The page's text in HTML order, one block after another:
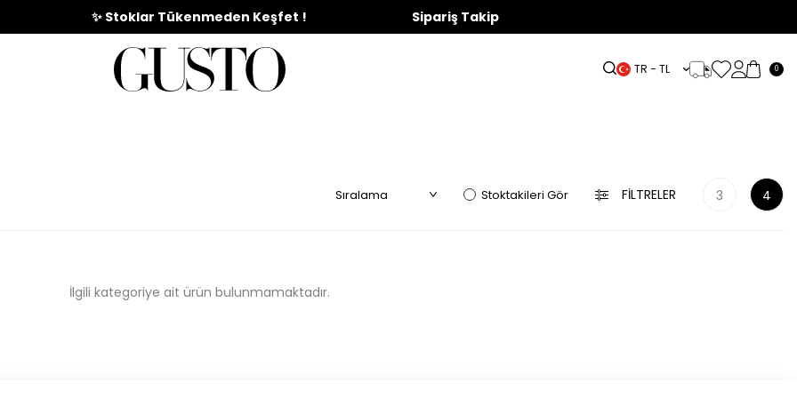
🎉%70'e Varan Büyük Yaz İndirim Başladı !
✨ Stoklar Tükenmeden Keşfet ! Sipariş Takip
TR − TL 0
Stoktakileri Gör FILTRELER 3 4
İlgili kategoriye ait ürün bulunmamaktadır.